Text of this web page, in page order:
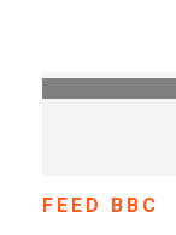
FEED BBC